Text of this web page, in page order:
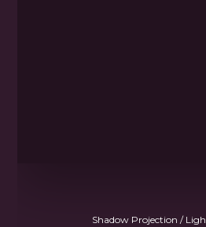
Shadow Projection /